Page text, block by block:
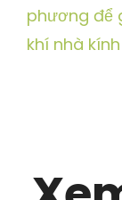
phương để
khí nhà kính